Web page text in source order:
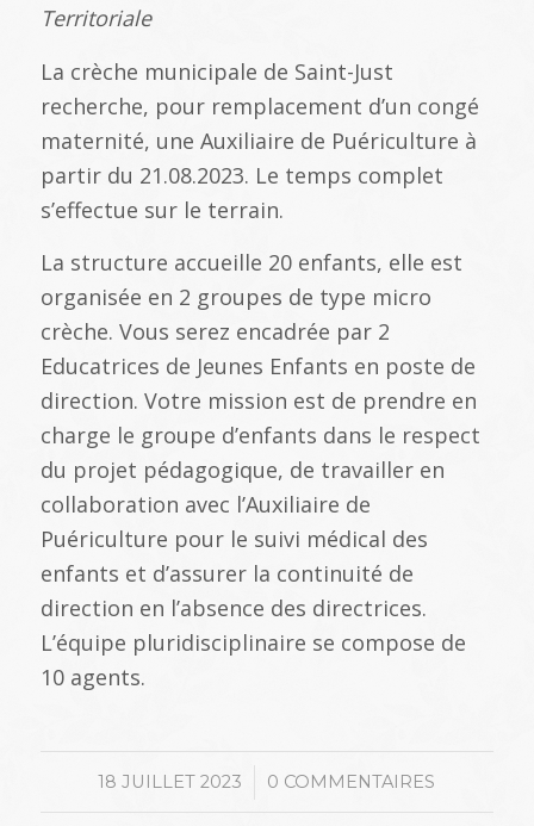
Territoriale
La crèche municipale de Saint-Just
recherche, pour remplacement d’un congé
maternité, une Auxiliaire de Puériculture à
partir du 21.08.2023. Le temps complet
s’effectue sur le terrain.
La structure accueille 20 enfants, elle est
organisée en 2 groupes de type micro
crèche. Vous serez encadrée par 2
Educatrices de Jeunes Enfants en poste de
direction. Votre mission est de prendre en
charge le groupe d’enfants dans le respect
du projet pédagogique, de travailler en
collaboration avec l’Auxiliaire de
Puériculture pour le suivi médical des
enfants et d’assurer la continuité de
direction en l’absence des directrices.
L’équipe pluridisciplinaire se compose de
10 agents.
18 JUILLET 2023
/ 0 COMMENTAIRES